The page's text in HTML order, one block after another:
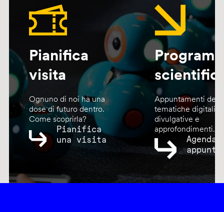
Pianifica
visita
Ognuno di noi ha una
dose di futuro dentro.
Come scoprirla?
Pianifica
una visita
Appuntamenti
tematiche digitali,
divulgative e
approfondimenti.
Agenda